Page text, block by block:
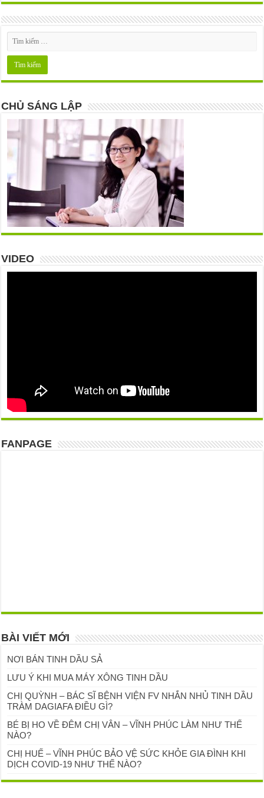
CHỦ SÁNG LẬP
VIDEO
FANPAGE
BÀI VIẾT MỚI
NƠI BÁN TINH DẦU SẢ
LƯU Ý KHI MUA MÁY XÔNG TINH DẦU
CHỊ QUỲNH – BÁC SĨ BỆNH VIỆN FV NHẮN NHỦ TINH DẦU
TRÀM DAGIAFA ĐIỀU GÌ?
BÉ BỊ HO VỀ ĐÊM CHỊ VÂN – VĨNH PHÚC LÀM NHƯ THẾ
NÀO?
CHỊ HUẾ – VĨNH PHÚC BẢO VỆ SỨC KHỎE GIA ĐÌNH KHI
DỊCH COVID-19 NHƯ THẾ NÀO?